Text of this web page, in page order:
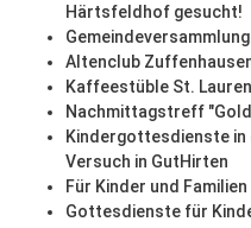
Härtsfeldhof gesucht!
Altenclub
Kaffeestüble St.
Nachmittagstreff
Kindergottesdienste in
Versuch in GutHirten
Für Kinder und
Gottesdienste für